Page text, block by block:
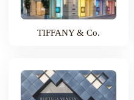
TIFFANY & Co.